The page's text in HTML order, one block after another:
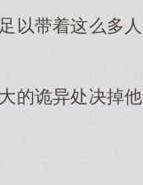
以带着这么多人
的诡异处决掉他